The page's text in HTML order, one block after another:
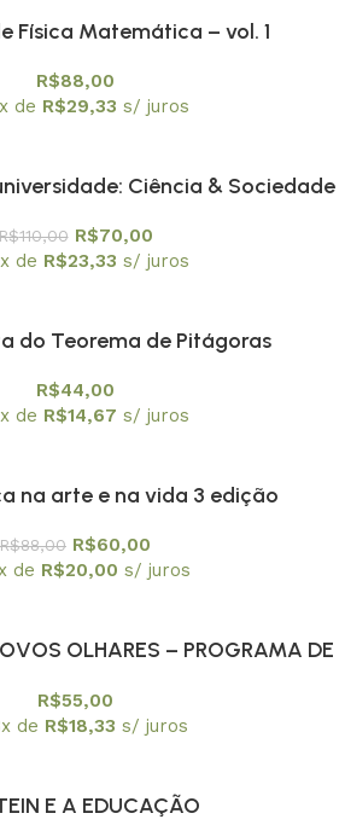
Física Matemática – vol. 1
R$88,00
de R$29,33 s/ juros
Ciência & Sociedade
110,00 R$70,00
de R$23,33 s/ juros
do Teorema de Pitágoras
R$44,00
de R$14,67 s/ juros
na arte e na vida 3 edição
R$88,00 R$60,00
de R$20,00 s/ juros
OLHARES – PROGRAMA DE
R$55,00
de R$18,33 s/ juros
E A EDUCAÇÃO